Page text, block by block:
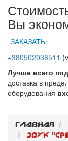
Вы
ЗАКАЗАТЬ
+380502038511
Лучше всего
доставка в
оборудования
Главная
Звук